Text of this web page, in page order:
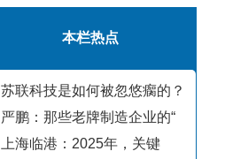
本栏热点
苏联科技是如何被忽悠瘸的？
严鹏：那些老牌制造企业的“
上海临港：2025年，关键